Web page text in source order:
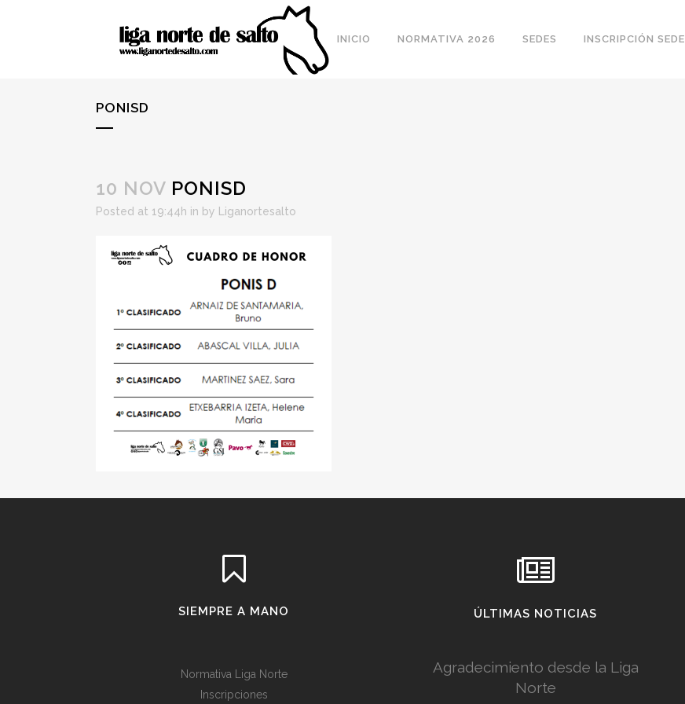
INICIO NORMATIVA 2026 SEDES INSCRIPCIÓN SEDE
PONISD
10 NOV PONISD
Posted at 19:44h in by Liganortesalto
SIEMPRE A MANO
Normativa Liga Norte
Inscripciones
ÚLTIMAS NOTICIAS
Agradecimiento desde la Liga
Norte